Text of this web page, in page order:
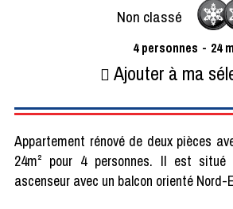
Non classé
4 personnes 24
Ajouter à ma
Appartement rénové de deux pièces
24m² pour 4 personnes. Il est
ascenseur avec un balcon orienté Nord-